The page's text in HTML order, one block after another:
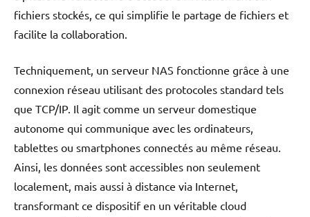
fichiers stockés, ce qui simplifie le partage de fichiers et
facilite la collaboration.
Techniquement, un serveur NAS fonctionne grâce à une
connexion réseau utilisant des protocoles standard tels
que TCP/IP. Il agit comme un serveur domestique
autonome qui communique avec les ordinateurs,
tablettes ou smartphones connectés au même réseau.
Ainsi, les données sont accessibles non seulement
localement, mais aussi à distance via Internet,
transformant ce dispositif en un véritable cloud